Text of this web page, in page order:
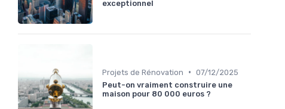
exceptionnel
Projets de Rénovation • 07/12/2025
Peut-on vraiment construire une
maison pour 80 000 euros ?